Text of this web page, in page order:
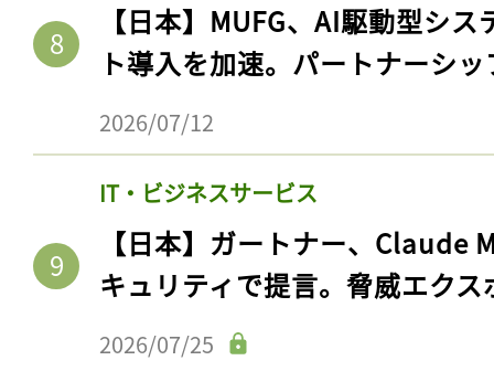
【日本】MUFG、AI駆動型シ
ト導入を加速。パートナーシ
2026/07/12
IT・ビジネスサービス
【日本】ガートナー、Claude
キュリティで提言。脅威エク
2026/07/25